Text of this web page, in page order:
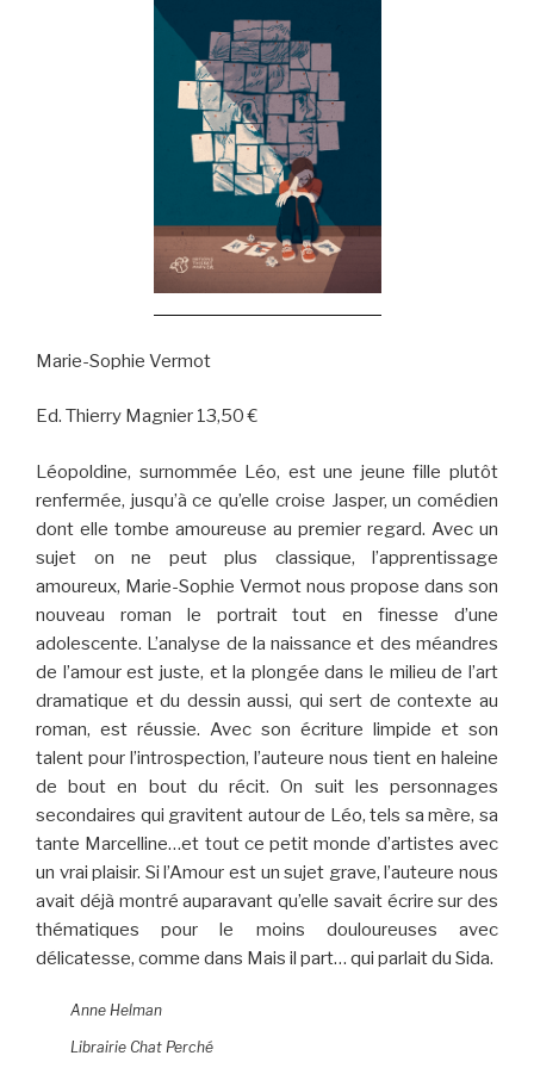
Marie-Sophie Vermot
Ed. Thierry Magnier 13,50 €
Léopoldine, surnommée Léo, est une jeune fille plutôt
renfermée, jusqu’à ce qu’elle croise Jasper, un comédien
dont elle tombe amoureuse au premier regard. Avec un
sujet on ne peut plus classique, l’apprentissage
amoureux, Marie-Sophie Vermot nous propose dans son
nouveau roman le portrait tout en finesse d’une
adolescente. L’analyse de la naissance et des méandres
de l’amour est juste, et la plongée dans le milieu de l’art
dramatique et du dessin aussi, qui sert de contexte au
roman, est réussie. Avec son écriture limpide et son
talent pour l’introspection, l’auteure nous tient en haleine
de bout en bout du récit. On suit les personnages
secondaires qui gravitent autour de Léo, tels sa mère, sa
tante Marcelline…et tout ce petit monde d’artistes avec
un vrai plaisir. Si l’Amour est un sujet grave, l’auteure nous
avait déjà montré auparavant qu’elle savait écrire sur des
thématiques pour le moins douloureuses avec
délicatesse, comme dans Mais il part… qui parlait du Sida.
Anne Helman
Librairie Chat Perché